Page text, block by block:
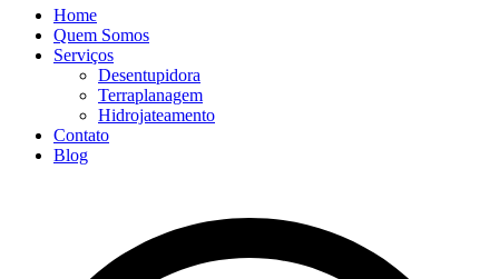
Home
Quem Somos
Serviços
Desentupidora
Terraplanagem
Hidrojateamento
Contato
Blog